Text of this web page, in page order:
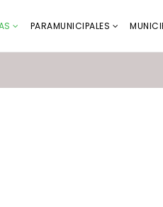
PARAMUNICIPALES